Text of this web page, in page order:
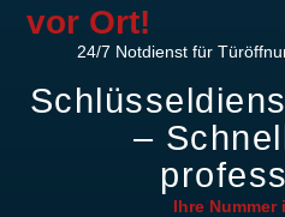
vor Ort!
24/7 Notdienst für
–
Ihre Nummer